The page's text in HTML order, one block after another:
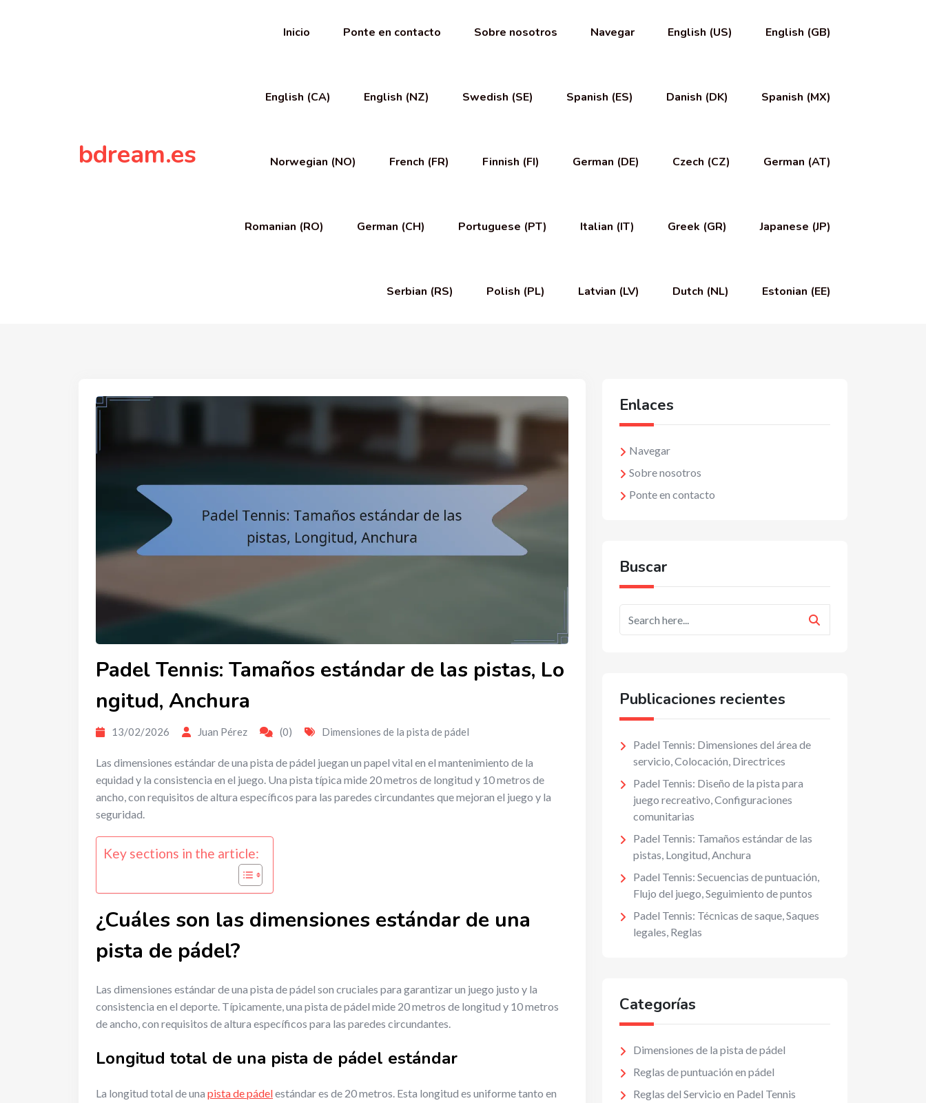
bdream.es
Inicio Ponte en contacto Sobre nosotros Navegar English (US) English (GB)
English (CA) English (NZ) Swedish (SE) Spanish (ES) Danish (DK) Spanish (MX)
Norwegian (NO) French (FR) Finnish (FI) German (DE) Czech (CZ) German (AT)
Romanian (RO) German (CH) Portuguese (PT) Italian (IT) Greek (GR) Japanese (JP)
Serbian (RS) Polish (PL) Latvian (LV) Dutch (NL) Estonian (EE)
Padel Tennis: Tamaños estándar de las pistas, Lo
ngitud, Anchura
13/02/2026 Juan Pérez (0) Dimensiones de la pista de pádel
Las dimensiones estándar de una pista de pádel juegan un papel vital en el mantenimiento de la
equidad y la consistencia en el juego. Una pista típica mide 20 metros de longitud y 10 metros de
ancho, con requisitos de altura específicos para las paredes circundantes que mejoran el juego y la
seguridad.
Key sections in the article:
¿Cuáles son las dimensiones estándar de una
pista de pádel?
Las dimensiones estándar de una pista de pádel son cruciales para garantizar un juego justo y la
consistencia en el deporte. Típicamente, una pista de pádel mide 20 metros de longitud y 10 metros
de ancho, con requisitos de altura específicos para las paredes circundantes.
Longitud total de una pista de pádel estándar
La longitud total de una pista de pádelestándar es de 20 metros. Esta longitud es uniforme tanto en
Enlaces
Navegar
Sobre nosotros
Ponte en contacto
Buscar
Publicaciones recientes
Padel Tennis: Dimensiones del área de
servicio, Colocación, Directrices
Padel Tennis: Diseño de la pista para
juego recreativo, Configuraciones
comunitarias
Padel Tennis: Tamaños estándar de las
pistas, Longitud, Anchura
Padel Tennis: Secuencias de puntuación,
Flujo del juego, Seguimiento de puntos
Padel Tennis: Técnicas de saque, Saques
legales, Reglas
Categorías
Dimensiones de la pista de pádel
Reglas de puntuación en pádel
Reglas del Servicio en Padel Tennis